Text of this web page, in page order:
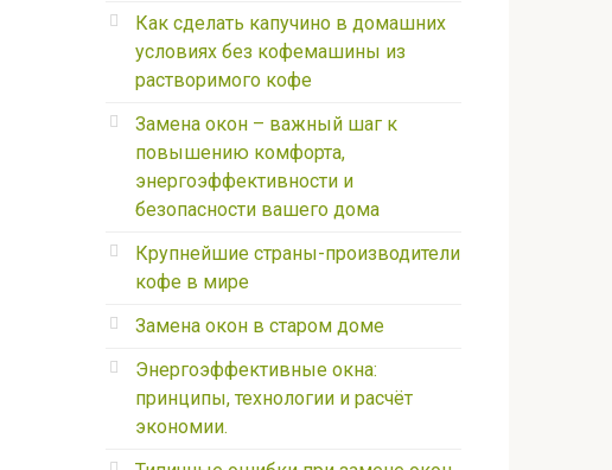
Как сделать капучино в домашних
условиях без кофемашины из
растворимого кофе
Замена окон – важный шаг к
повышению комфорта,
энергоэффективности и
безопасности вашего дома
Крупнейшие страны-производители
кофе в мире
Замена окон в старом доме
Энергоэффективные окна:
принципы, технологии и расчёт
экономии.